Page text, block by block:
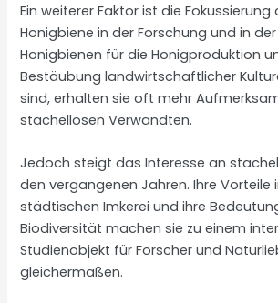
Ein weiterer Faktor ist die Fokussierung
Honigbiene in der Forschung und in der
Honigbienen für die Honigproduktion
Bestäubung landwirtschaftlicher
sind, erhalten sie oft mehr
stachellosen Verwandten.
Jedoch steigt das Interesse an
den vergangenen Jahren. Ihre Vorteile
städtischen Imkerei und ihre
Biodiversität machen sie zu einem
Studienobjekt für Forscher und
gleichermaßen.